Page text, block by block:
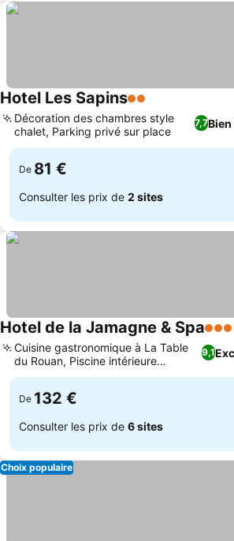
Hotel Les Sapins2 Étoiles
7,7Bien
Décoration des chambres style
chalet, Parking privé sur place
De 81 €
Consulter les prix de 2 sites
Hotel de la Jamagne & Spa3
9,1
Cuisine gastronomique à La Table
du Rouan, Piscine intérieure
chauffée
De 132 €
Consulter les prix de 6 sites
Choix populaire